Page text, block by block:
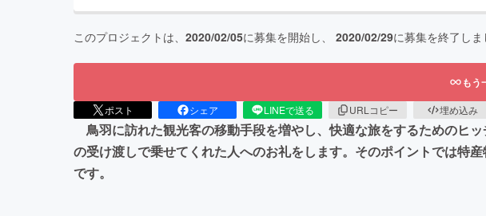
このプロジェクトは、 2020/02/05に募集を開始し、 2020/02/29に募集を終了しま
もう
ポスト シェア LINEで送る URLコピー 埋め込み
鳥羽に訪れた観光客の移動手段を増やし、快適な旅をするためのヒ
の受け渡しで乗せてくれた人へのお礼をします。そのポイントでは特
です。